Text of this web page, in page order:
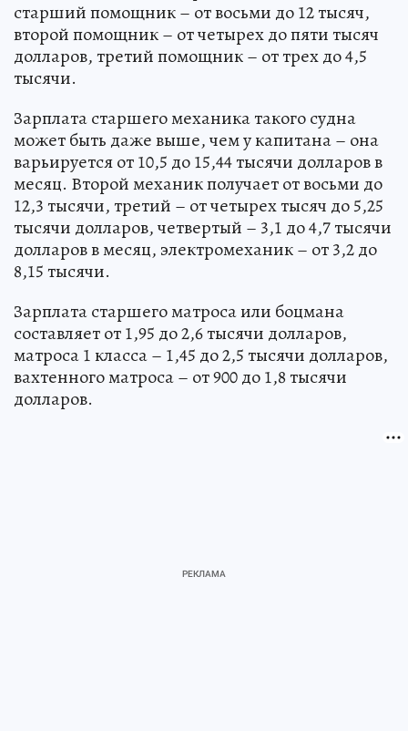
старший помощник – от восьми до 12 тысяч,
второй помощник – от четырех до пяти тысяч
долларов, третий помощник – от трех до 4,5
тысячи.
Зарплата старшего механика такого судна
может быть даже выше, чем у капитана – она
варьируется от 10,5 до 15,44 тысячи долларов в
месяц. Второй механик получает от восьми до
12,3 тысячи, третий – от четырех тысяч до 5,25
тысячи долларов, четвертый – 3,1 до 4,7 тысячи
долларов в месяц, электромеханик – от 3,2 до
8,15 тысячи.
Зарплата старшего матроса или боцмана
составляет от 1,95 до 2,6 тысячи долларов,
матроса 1 класса – 1,45 до 2,5 тысячи долларов,
вахтенного матроса – от 900 до 1,8 тысячи
долларов.